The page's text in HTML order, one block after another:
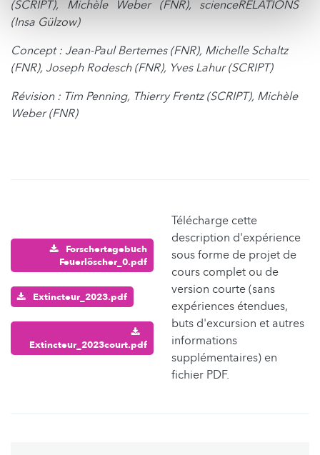
(SCRIPT), Michèle Weber (FNR), scienceRELATIONS
(Insa Gülzow)
Concept : Jean-Paul Bertemes (FNR), Michelle Schaltz
(FNR), Joseph Rodesch (FNR), Yves Lahur (SCRIPT)
Révision : Tim Penning, Thierry Frentz (SCRIPT), Michèle
Weber (FNR)
Forschertagebuch
Feuerlöscher_0.pdf
Extincteur_2023.pdf
Extincteur_2023court.pdf
Télécharge cette
description d'expérience
sous forme de projet de
cours complet ou de
version courte (sans
expériences étendues,
buts d'excursion et autres
informations
supplémentaires) en
fichier PDF.